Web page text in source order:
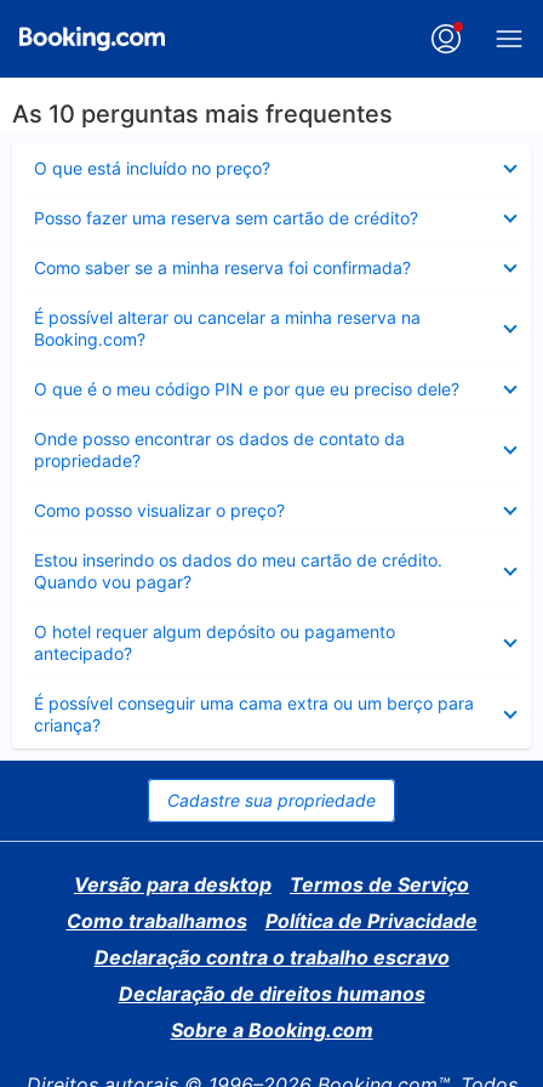
As 10 perguntas mais frequentes
O que está incluído no preço?
Posso fazer uma reserva sem cartão de crédito?
Como saber se a minha reserva foi confirmada?
É possível alterar ou cancelar a minha reserva na
Booking.com?
Contraído
O que é o meu código PIN e por que eu preciso dele?
Onde posso encontrar os dados de contato da
propriedade?
Como posso visualizar o preço?
Estou inserindo os dados do meu cartão de crédito.
Quando vou pagar?
O hotel requer algum depósito ou pagamento
antecipado?
É possível conseguir uma cama extra ou um berço para
criança?
Contraído
Cadastre sua propriedade
Versão para desktop
Termos de Serviço
Como trabalhamos
Política de Privacidade
Declaração contra o trabalho escravo
Declaração de direitos humanos
Sobre a Booking.com